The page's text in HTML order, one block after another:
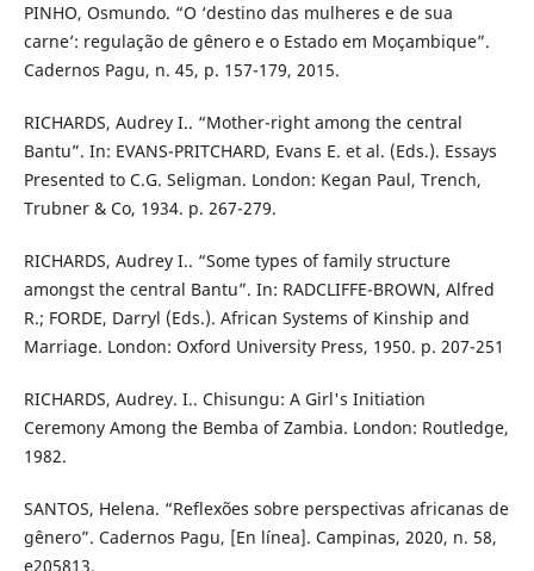
PINHO, Osmundo. “O ‘destino das mulheres e de sua
carne’: regulação de gênero e o Estado em Moçambique”.
Cadernos Pagu, n. 45, p. 157-179, 2015.
RICHARDS, Audrey I.. “Mother-right among the central
Bantu”. In: EVANS-PRITCHARD, Evans E. et al. (Eds.). Essays
Presented to C.G. Seligman. London: Kegan Paul, Trench,
Trubner & Co, 1934. p. 267-279.
RICHARDS, Audrey I.. “Some types of family structure
amongst the central Bantu”. In: RADCLIFFE-BROWN, Alfred
R.; FORDE, Darryl (Eds.). African Systems of Kinship and
Marriage. London: Oxford University Press, 1950. p. 207-251
RICHARDS, Audrey. I.. Chisungu: A Girl's Initiation
Ceremony Among the Bemba of Zambia. London: Routledge,
1982.
SANTOS, Helena. “Reflexões sobre perspectivas africanas de
gênero”. Cadernos Pagu, [En línea]. Campinas, 2020, n. 58,
e205813.